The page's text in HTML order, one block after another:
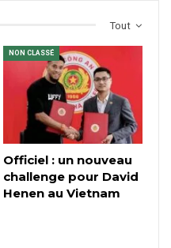
Tout
NON CLASSÉ
Officiel : un nouveau
challenge pour David
Henen au Vietnam